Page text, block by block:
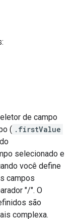
de campo
( .firstValue
selecionado e
você define
campos
"/". O
são
complexa.